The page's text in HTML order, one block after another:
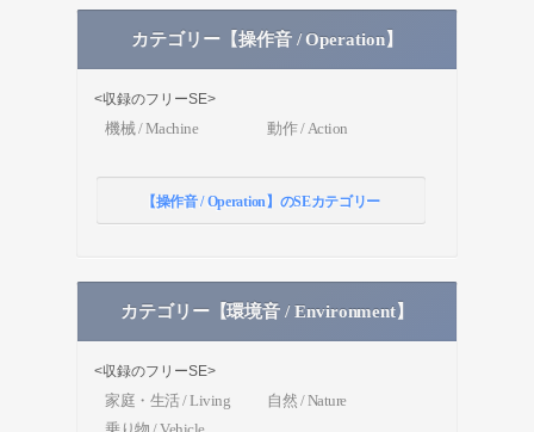
カテゴリー【操作音 / Operation】
<収録のフリーSE>
機械 / Machine 動作 / Action
【操作音 / Operation】のSEカテゴリー
カテゴリー【環境音 / Environment】
<収録のフリーSE>
家庭・生活 / Living
自然 / Nature